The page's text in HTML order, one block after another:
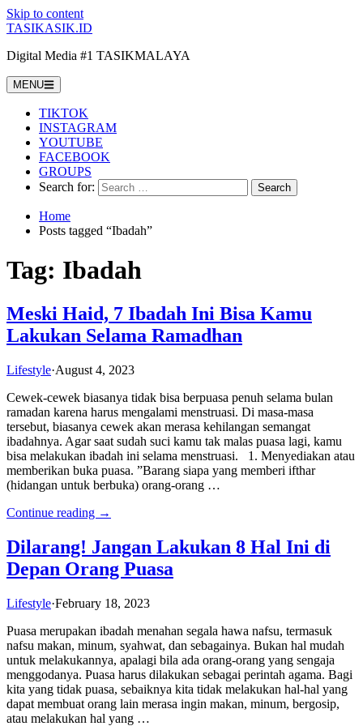
Skip to content
TASIKASIK.ID
Digital Media #1 TASIKMALAYA
MENU
TIKTOK
INSTAGRAM
YOUTUBE
FACEBOOK
GROUPS
Search for:
Home
Posts tagged “Ibadah”
Tag: Ibadah
Meski Haid, 7 Ibadah Ini Bisa Kamu
Lakukan Selama Ramadhan
Lifestyle·August 4, 2023
Cewek-cewek biasanya tidak bisa berpuasa penuh selama bulan
ramadan karena harus mengalami menstruasi. Di masa-masa
tersebut, biasanya cewek akan merasa kehilangan semangat
ibadahnya. Agar saat sudah suci kamu tak malas puasa lagi, kamu
bisa melakukan ibadah ini selama menstruasi. 1. Menyediakan atau
memberikan buka puasa. ”Barang siapa yang memberi ifthar
(hidangan untuk berbuka) orang-orang …
Continue reading →
Dilarang! Jangan Lakukan 8 Hal Ini di
Depan Orang Puasa
Lifestyle·February 18, 2023
Puasa merupakan ibadah menahan segala hawa nafsu, termasuk
nafsu makan, minum, syahwat, dan sebagainya. Bukan hal mudah
untuk melakukannya, apalagi bila ada orang-orang yang sengaja
menggodanya. Puasa harus dilakukan sebagai perintah agama. Bagi
kita yang tidak puasa, sebaiknya kita tidak melakukan hal-hal yang
dapat membuat orang lain merasa ingin makan, minum, bergosip,
atau melakukan hal yang …